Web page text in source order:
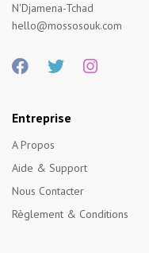
N'Djamena-Tchad
hello@mossosouk.com
Entreprise
A Propos
Aide & Support
Nous Contacter
Règlement & Conditions